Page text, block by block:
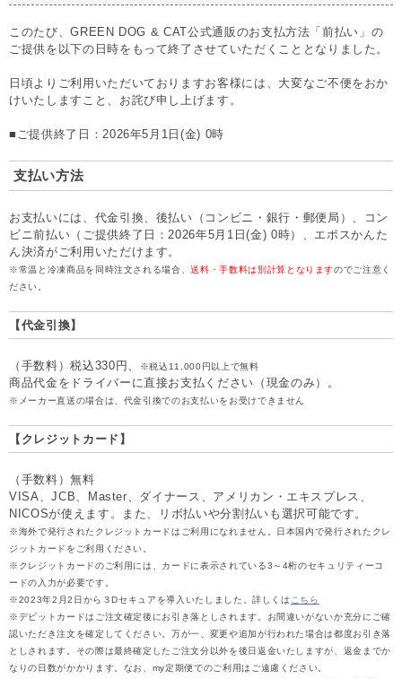
このたび、GREEN DOG & CAT公式通販のお支払方法「前払い」の
ご提供を以下の日時をもって終了させていただくこととなりました。
日頃よりご利用いただいておりますお客様には、大変なご不便をおか
けいたしますこと、お詫び申し上げます。
■ご提供終了日：2026年5月1日(金) 0時
支払い方法
お支払いには、代金引換、後払い（コンビニ・銀行・郵便局）、コン
ビニ前払い（ご提供終了日：2026年5月1日(金) 0時）、エポスかんた
ん決済がご利用いただけます。
※常温と冷凍商品を同時注文される場合、送料・手数料は別計算となりますのでご注意く
ださい。
【代金引換】
（手数料）税込330円、 ※税込11,000円以上で無料
商品代金をドライバーに直接お支払ください（現金のみ）。
※メーカー直送の場合は、代金引換でのお支払いをお受けできません
【クレジットカード】
（手数料）無料
VISA、JCB、Master、ダイナース、アメリカン・エキスプレス、
NICOSが使えます。また、リボ払いや分割払いも選択可能です。
※海外で発行されたクレジットカードはご利用になれません。日本国内で発行されたクレ
ジットカードをご利用ください。
※クレジットカードのご利用には、カードに表示されている3～4桁のセキュリティーコ
ードの入力が必要です。
※2023年2月2日から３Dセキュアを導入いたしました。詳しくは こちら
※デビットカードはご注文確定後にお引き落としされます。お間違いがないか充分にご確
認いただき注文を確定してください。万が一、変更や追加が行われた場合は都度お引き落
としされます。その際は最終確定したご注文分以外を後日返金いたしますが、返金までか
なりの日数がかかります。なお、my定期便でのご利用はご遠慮ください。